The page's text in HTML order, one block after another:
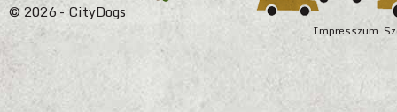
Impresszum
© 2026 - CityDogs